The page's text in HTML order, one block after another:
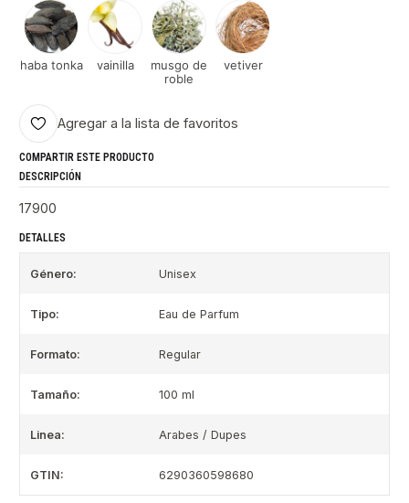
haba tonka vainilla
musgo de
roble
vetiver
Agregar a la lista de favoritos
COMPARTIR ESTE PRODUCTO
DESCRIPCIÓN
17900
DETALLES
Género: Unisex
Tipo: Eau de Parfum
Formato: Regular
Tamaño: 100 ml
Linea: Arabes / Dupes
GTIN: 6290360598680